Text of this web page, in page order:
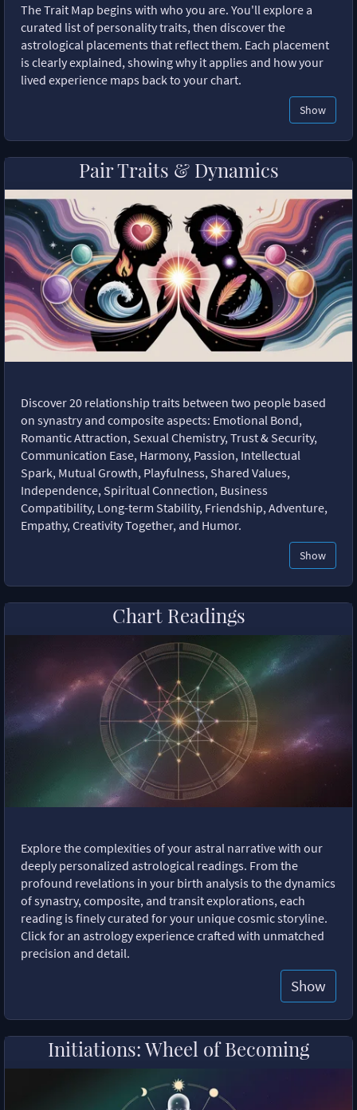
The Trait Map begins with who you are. You'll explore a
curated list of personality traits, then discover the
astrological placements that reflect them. Each placement
is clearly explained, showing why it applies and how your
lived experience maps back to your chart.
Show
Pair Traits & Dynamics
Discover 20 relationship traits between two people based
on synastry and composite aspects: Emotional Bond,
Romantic Attraction, Sexual Chemistry, Trust & Security,
Communication Ease, Harmony, Passion, Intellectual
Spark, Mutual Growth, Playfulness, Shared Values,
Independence, Spiritual Connection, Business
Compatibility, Long-term Stability, Friendship, Adventure,
Empathy, Creativity Together, and Humor.
Show
Chart Readings
Explore the complexities of your astral narrative with our
deeply personalized astrological readings. From the
profound revelations in your birth analysis to the dynamics
of synastry, composite, and transit explorations, each
reading is finely curated for your unique cosmic storyline.
Click for an astrology experience crafted with unmatched
precision and detail.
Show
Initiations: Wheel of Becoming